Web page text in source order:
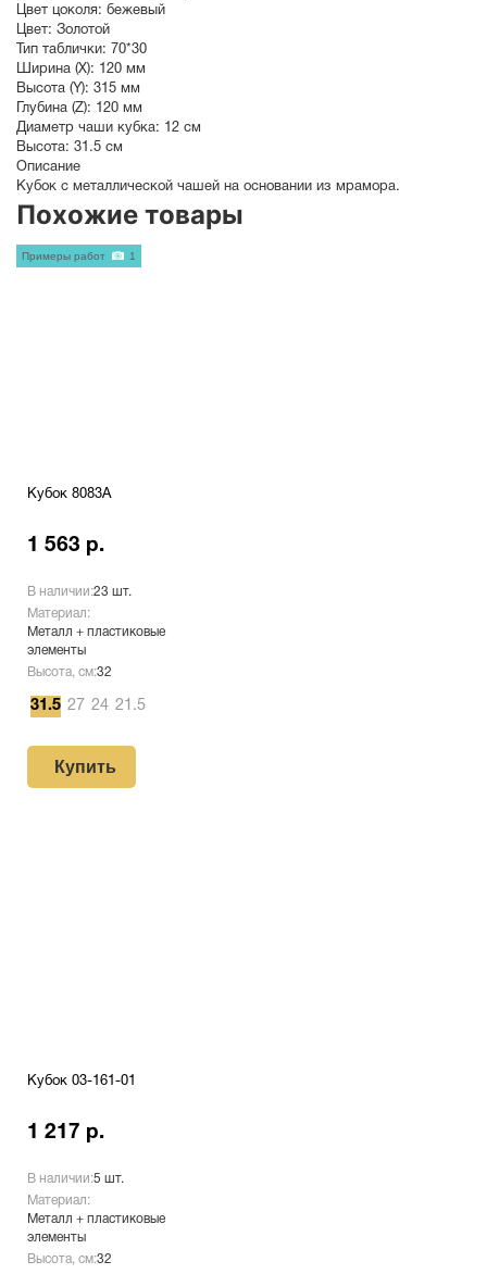
Цвет цоколя: бежевый
Цвет: Золотой
Тип таблички: 70*30
Ширина (X): 120 мм
Высота (Y): 315 мм
Глубина (Z): 120 мм
Диаметр чаши кубка: 12 см
Высота: 31.5 см
Описание
Кубок с металлической чашей на основании из мрамора.
Похожие товары
Кубок 8083A
1 563 р.
В наличии:23 шт.
Материал:
Металл + пластиковые
элементы
Высота, см:32
31.5 27 24 21.5
Купить
Примеры работ 1
Кубок 03-161-01
1 217 р.
В наличии:5 шт.
Материал:
Металл + пластиковые
элементы
Высота, см:32